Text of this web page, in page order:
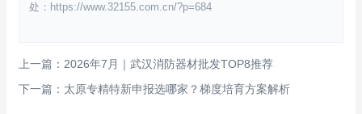
处：https://www.32155.com.cn/?p=684
上一篇：2026年7月｜武汉消防器材批发TOP8推荐
下一篇：太原专精特新申报选哪家？梯度培育方案解析